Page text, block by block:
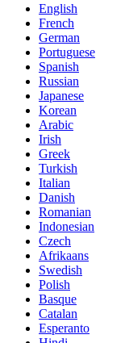
English
French
German
Portuguese
Spanish
Russian
Japanese
Korean
Arabic
Irish
Greek
Turkish
Italian
Danish
Romanian
Indonesian
Czech
Afrikaans
Swedish
Polish
Basque
Catalan
Esperanto